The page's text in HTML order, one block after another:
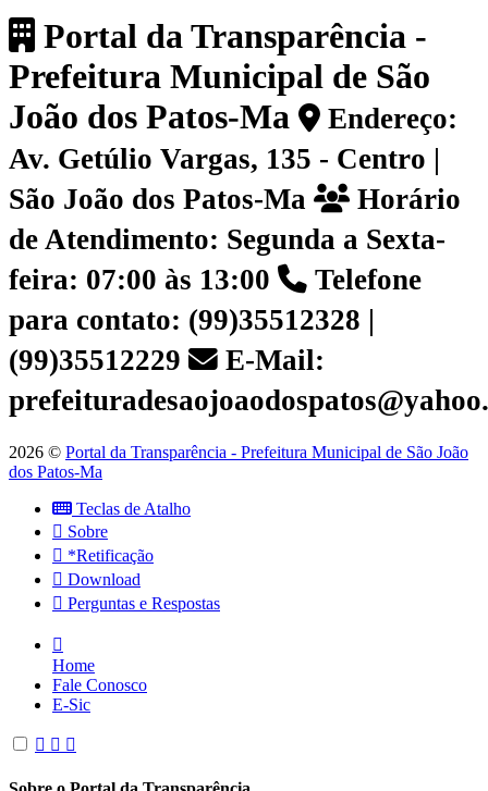
Portal da Transparência -
Prefeitura Municipal de São
João dos Patos-Ma
Endereço:
Av. Getúlio Vargas, 135 - Centro |
São João dos Patos-Ma
Horário
de Atendimento: Segunda a Sexta-
feira: 07:00 às 13:00
Telefone
para contato: (99)35512328 |
(99)35512229
E-Mail:
2026 © Portal da Transparência - Prefeitura Municipal de São João
dos Patos-Ma
Teclas de Atalho
Sobre
*Retificação
Download
Perguntas e Respostas
Home
Fale Conosco
E-Sic